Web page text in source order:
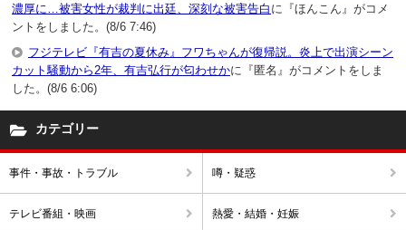
濃厚に…被害女性が裁判に出廷、深刻な被害告白 に『ほんこん』がコメ
ントをしました。(8/6 7:46)
フジテレビ『有吉の夏休み』フワちゃんが復帰説。炎上で出演シーン
カット騒動から2年、有吉弘行が匂わせかに『匿名』がコメントをしま
した。(8/6 6:06)
カテゴリー
事件・事故・トラブル 噂・疑惑
テレビ番組・映画 熱愛・結婚・妊娠